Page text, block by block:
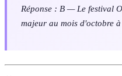
Réponse : B — Le festival
majeur au mois d'octobre